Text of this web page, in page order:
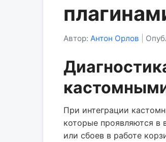
Автор: Антон Орлов
При интеграции
которые проявляются в
или сбоев в работе